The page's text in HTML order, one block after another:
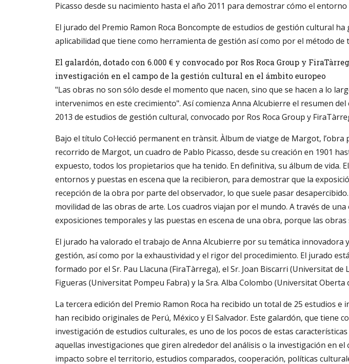
Picasso desde su nacimiento hasta el año 2011 para demostrar cómo el
El jurado del Premio Ramon Roca Boncompte de estudios de gestión cultural
aplicabilidad que tiene como herramienta de gestión así como por el método
El galardón, dotado con 6.000 € y convocado por Ros Roca Group y
investigación en el campo de la gestión cultural en el ámbito europeo
"Las obras no son sólo desde el momento que nacen, sino que se hacen a lo
intervenimos en este crecimiento". Así comienza Anna Alcubierre el resumen
2013 de estudios de gestión cultural, convocado por Ros Roca Group y
Bajo el título Col·lecció permanent en trànsit. Àlbum de viatge de Margot,
recorrido de Margot, un cuadro de Pablo Picasso, desde su creación en 1901
expuesto, todos los propietarios que ha tenido. En definitiva, su álbum de vida.
entornos y puestas en escena que la recibieron, para demostrar que la
recepción de la obra por parte del observador, lo que suele pasar
movilidad de las obras de arte. Los cuadros viajan por el mundo. A través de
exposiciones temporales y las puestas en escena de una obra, porque las
El jurado ha valorado el trabajo de Anna Alcubierre por su temática
gestión, así como por la exhaustividad y el rigor del procedimiento. El jurado
formado por el Sr. Pau Llacuna (FiraTàrrega), el Sr. Joan Biscarri (Universitat
Figueras (Universitat Pompeu Fabra) y la Sra. Alba Colombo (Universitat Oberta
La tercera edición del Premio Ramon Roca ha recibido un total de 25 estudios
han recibido originales de Perú, México y El Salvador. Este galardón, que tiene
investigación de estudios culturales, es uno de los pocos de estas
aquellas investigaciones que giren alrededor del análisis o la investigación en
impacto sobre el territorio, estudios comparados, cooperación, políticas